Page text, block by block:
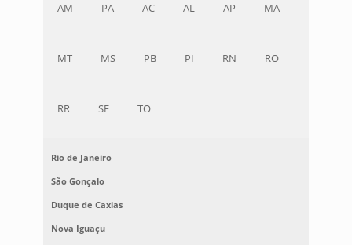
AM PA AC AL AP MA
MT MS PB PI RN RO
RR SE TO
Rio de Janeiro
São Gonçalo
Duque de Caxias
Nova Iguaçu